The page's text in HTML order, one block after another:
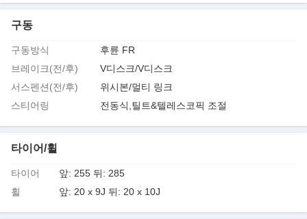
구동
구동방식
후륜 FR
브레이크(전/후)
V디스크/V디스크
서스펜션(전/후)
위시본/멀티 링크
스티어링
전동식,틸트&텔레스코픽 조절
타이어/휠
타이어
앞: 255 뒤: 285
휠
앞: 20 x 9J 뒤: 20 x 10J